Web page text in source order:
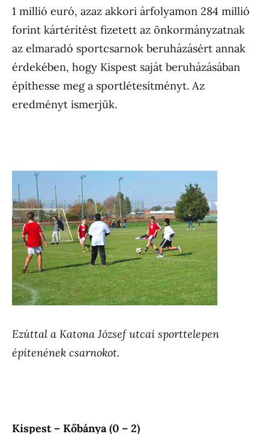
1 millió euró, azaz akkori árfolyamon 284 millió
forint kártérítést fizetett az önkormányzatnak
az elmaradó sportcsarnok beruházásért annak
érdekében, hogy Kispest saját beruházásában
építhesse meg a sportlétesítményt. Az
eredményt ismerjük.
Ezúttal a Katona József utcai sporttelepen
építenének csarnokot.
Kispest – Kőbánya (0 – 2)